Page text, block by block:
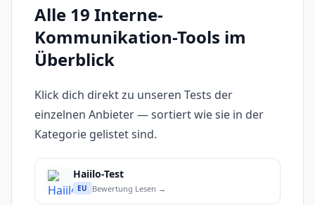
Alle 19 Interne-
Kommunikation-Tools im
Überblick
Klick dich direkt zu unseren Tests der
einzelnen Anbieter — sortiert wie sie in der
Kategorie gelistet sind.
Haiilo-Test
EU Bewertung Lesen →